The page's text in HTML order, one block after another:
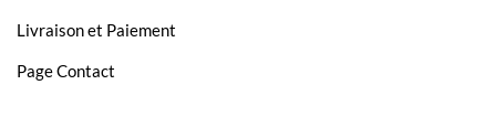
Livraison et Paiement
Page Contact